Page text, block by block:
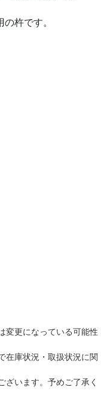
の杵です。
変更になっている可能性
在庫状況・取扱状況に関
ざいます。予めご了承く